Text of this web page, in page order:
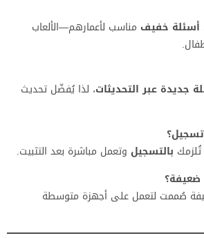
خفيف مناسب لأعمارهم—الألعاب
جديدة عبر التحديثات، لذا يُفضّل تحديث
تُلزمك بالتسجيل وتعمل مباشرة بعد التثبيت.
صُممت لتعمل على أجهزة متوسطة